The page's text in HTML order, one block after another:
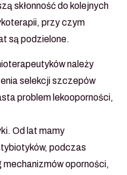
skłonność do kolejnych
przy czym
są podzielone.
należy
selekcji szczepów
problem lekooporności,
Od lat mamy
podczas
oporności,